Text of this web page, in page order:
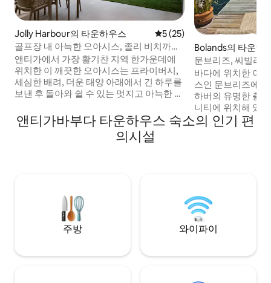
Jolly Harbour의 타운하우스 평점 5점(5점 만점), 후기 25
5 (25)
골프장 내 아늑한 오아시스, 졸리 비치까지
도보 거리
앤티가에서 가장 활기찬 지역 한가운데에
위치한 이 깨끗한 오아시스는 프라이버시,
세심한 배려, 더운 태양 아래에서 긴 하루를
보낸 후 돌아와 쉴 수 있는 멋지고 아늑한 장
니다. • JH 커뮤니티 수영장, 테니스장, 피클
볼 코트를 이용할 수 있습니다. • 졸리 비치,
노스 비치, 사우스 비치까지 도보 10~15분 •
Bolands의 타운하
문브리즈, 씨빌라
뮤니티
바다에 위치한 아
스인 문브리즈에
하버의 유명한 출
니티에 위치해 있
용한 지역에 있습니다. 한적한 해변
보로 5분, 에피쿠
앤티가바부다 타운하우스 숙소의 인기 편
의시설
주방 와이파이